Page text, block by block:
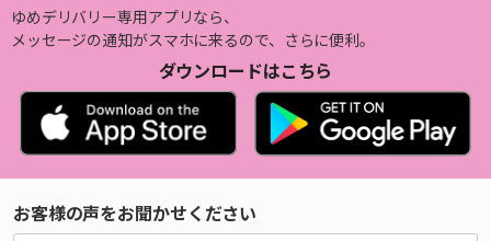
ゆめデリバリー専用アプリなら、
メッセージの通知がスマホに来るので、さらに便利。
ダウンロードはこちら
お客様の声をお聞かせください